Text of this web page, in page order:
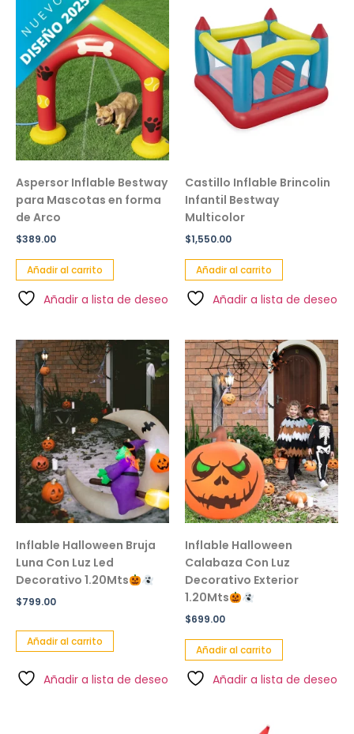
Aspersor Inflable Bestway
para Mascotas en forma
de Arco
$389.00
Añadir al carrito
Añadir a lista de deseo
Castillo Inflable Brincolin
Infantil Bestway
Multicolor
$1,550.00
Añadir al carrito
Añadir a lista de deseo
Inflable Halloween Bruja
Luna Con Luz Led
Decorativo 1.20Mts
$799.00
Añadir al carrito
Añadir a lista de deseo
Inflable Halloween
Calabaza Con Luz
Decorativo Exterior
1.20Mts
$699.00
Añadir al carrito
Añadir a lista de deseo